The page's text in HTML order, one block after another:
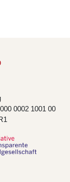
0002 1001 00